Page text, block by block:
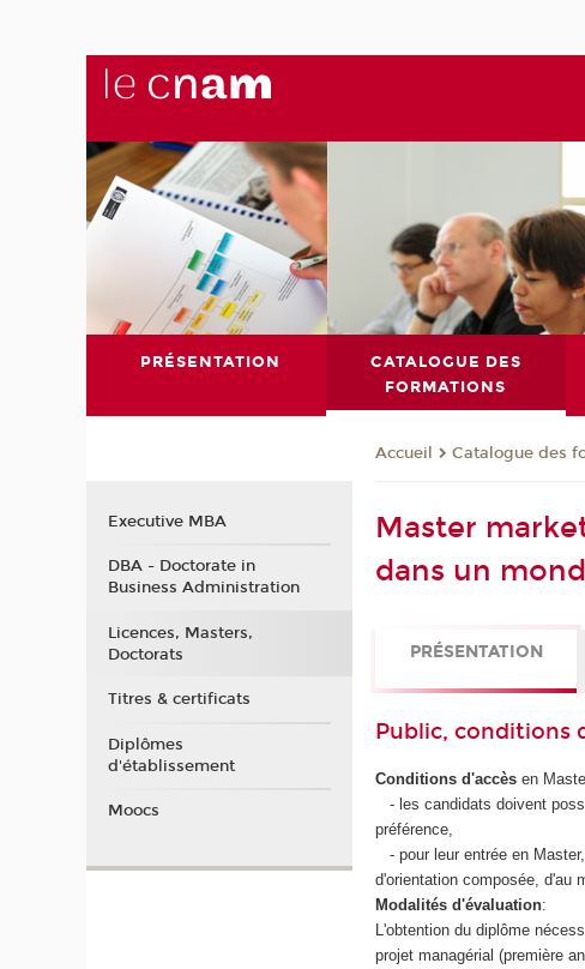
PRÉSENTATION
CATALOGUE DES
FORMATIONS
Accueil Catalogue des
Master
dans un
PRÉSENTATION
Public, conditions
Conditions d'accès en
- les candidats doivent
préférence,
- pour leur entrée en
d'orientation composée, d'au
Modalités d'évaluation:
L'obtention du diplôme
projet managérial (première
Executive MBA
DBA - Doctorate in
Business Administration
Licences, Masters,
Doctorats
Titres & certificats
Diplômes
d'établissement
Moocs